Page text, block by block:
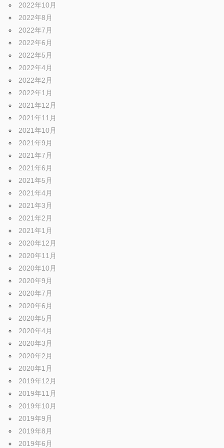
2022年10月
2022年8月
2022年7月
2022年6月
2022年5月
2022年4月
2022年2月
2022年1月
2021年12月
2021年11月
2021年10月
2021年9月
2021年7月
2021年6月
2021年5月
2021年4月
2021年3月
2021年2月
2021年1月
2020年12月
2020年11月
2020年10月
2020年9月
2020年7月
2020年6月
2020年5月
2020年4月
2020年3月
2020年2月
2020年1月
2019年12月
2019年11月
2019年10月
2019年9月
2019年8月
2019年6月